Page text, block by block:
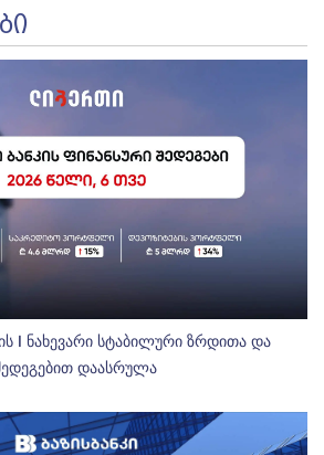
I ნახევარი სტაბილური ზრდითა და
დაასრულა